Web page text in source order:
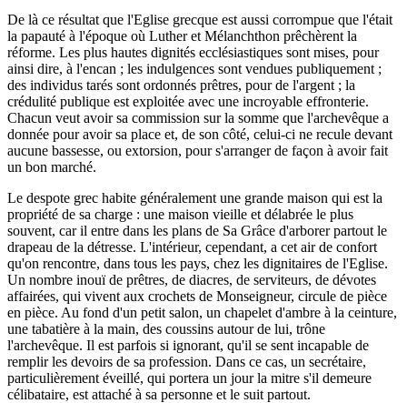
De là ce résultat que l'Eglise grecque est aussi corrompue que l'était
la papauté à l'époque où Luther et Mélanchthon prêchèrent la
réforme. Les plus hautes dignités ecclésiastiques sont mises, pour
ainsi dire, à l'encan ; les indulgences sont vendues publiquement ;
des individus tarés sont ordonnés prêtres, pour de l'argent ; la
crédulité publique est exploitée avec une incroyable effronterie.
Chacun veut avoir sa commission sur la somme que l'archevêque a
donnée pour avoir sa place et, de son côté, celui-ci ne recule devant
aucune bassesse, ou extorsion, pour s'arranger de façon à avoir fait
un bon marché.
Le despote grec habite généralement une grande maison qui est la
propriété de sa charge : une maison vieille et délabrée le plus
souvent, car il entre dans les plans de Sa Grâce d'arborer partout le
drapeau de la détresse. L'intérieur, cependant, a cet air de confort
qu'on rencontre, dans tous les pays, chez les dignitaires de l'Eglise.
Un nombre inouï de prêtres, de diacres, de serviteurs, de dévotes
affairées, qui vivent aux crochets de Monseigneur, circule de pièce
en pièce. Au fond d'un petit salon, un chapelet d'ambre à la ceinture,
une tabatière à la main, des coussins autour de lui, trône
l'archevêque. Il est parfois si ignorant, qu'il se sent incapable de
remplir les devoirs de sa profession. Dans ce cas, un secrétaire,
particulièrement éveillé, qui portera un jour la mitre s'il demeure
célibataire, est attaché à sa personne et le suit partout.